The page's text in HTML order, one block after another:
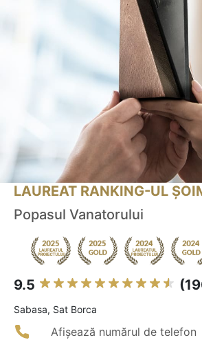
LAUREAT RANKING-UL
Popasul Vanatorului
9.5
Sabasa, Sat Borca
Afișează numărul de telefon